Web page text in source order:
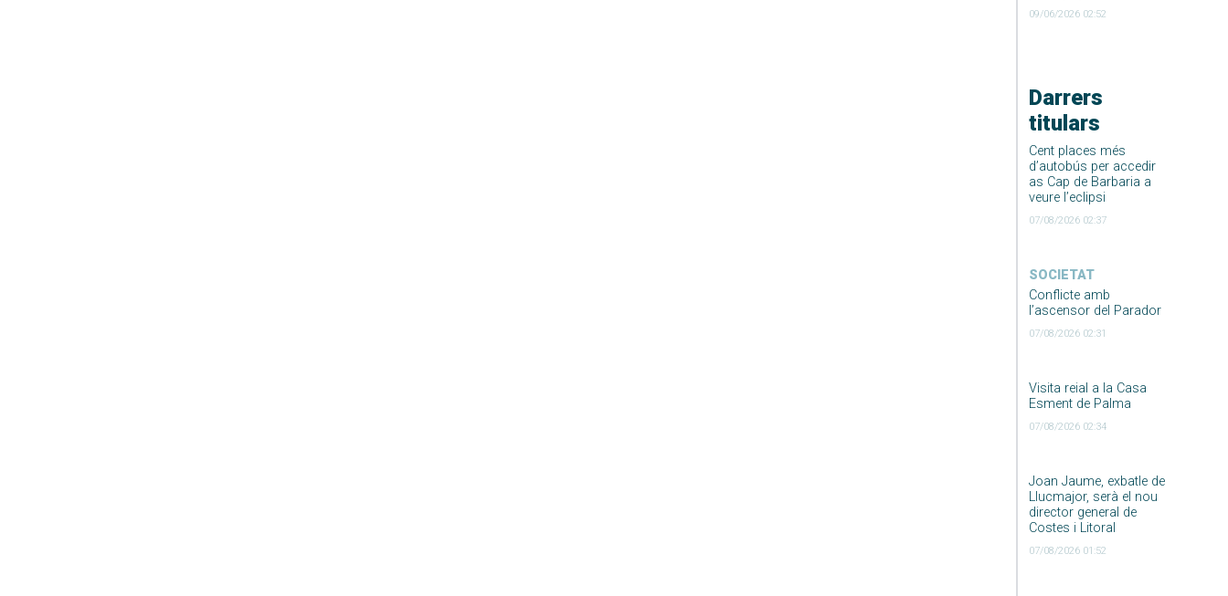
09/06/2026 02:52
Darrers
titulars
Cent places més
d’autobús per accedir
as Cap de Barbaria a
veure l’eclipsi
07/08/2026 02:37
SOCIETAT
Conflicte amb
l’ascensor del Parador
07/08/2026 02:31
Visita reial a la Casa
Esment de Palma
07/08/2026 02:34
Joan Jaume, exbatle de
Llucmajor, serà el nou
director general de
Costes i Litoral
07/08/2026 01:52